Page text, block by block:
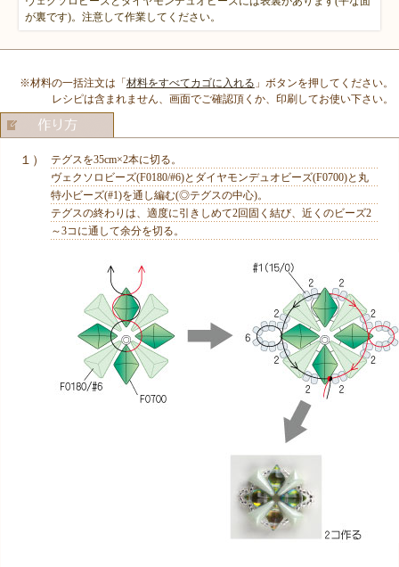
が裏です)。注意して作業してください。
※材料の一括注文は「材料をすべてカゴに入れる 」ボタンを押してください。
レシピは含まれません、画面でご確認頂くか、印刷してお使い下さい。
１）
テグスを35cm×2本に切る。
ヴェクソロビーズ(F0180/#6)とダイヤモンデュオビーズ(F0700)と丸
特小ビーズ(#1)を通し編む(◎テグスの中心)。
テグスの終わりは、適度に引きしめて2回固く結び、近くのビーズ2
～3コに通して余分を切る。